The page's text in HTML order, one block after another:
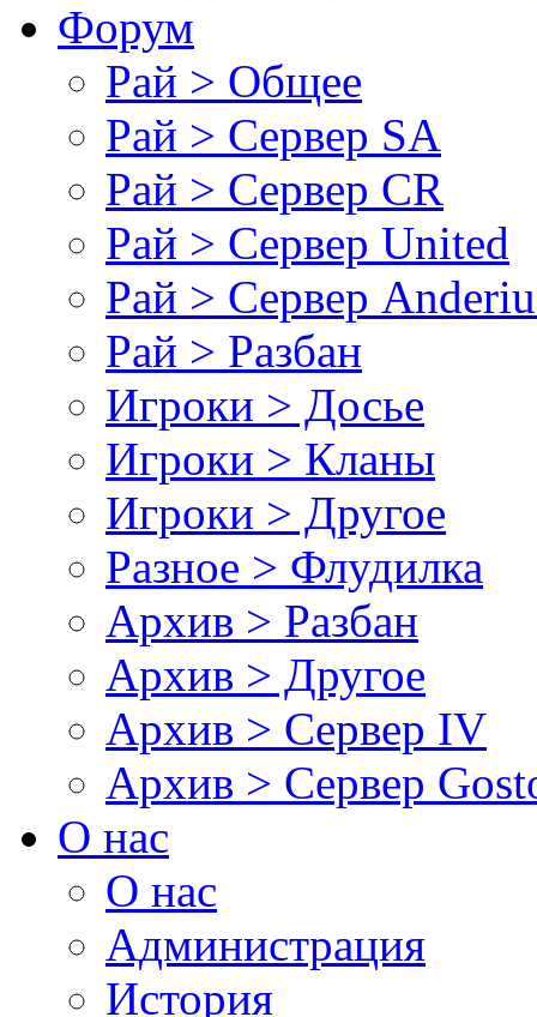
Форум
Рай > Общее
Рай > Сервер SA
Рай > Сервер CR
Рай > Сервер United
Рай > Сервер
Рай > Разбан
Игроки > Досье
Игроки > Кланы
Игроки > Другое
Разное > Флудилка
Архив > Разбан
Архив > Другое
Архив > Сервер IV
Архив > Сервер
О нас
О нас
Администрация
История